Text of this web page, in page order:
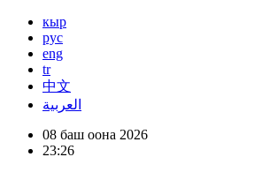
кыр
рус
eng
tr
中文
العربية
08 баш оона 2026
23:26